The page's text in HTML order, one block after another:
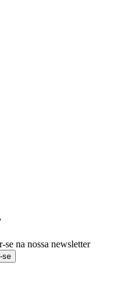
na nossa newsletter
se